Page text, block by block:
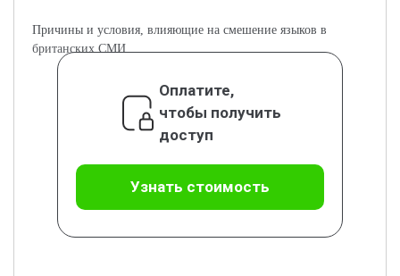
Причины и условия, влияющие на смешение языков в
британских СМИ.
Оплатите,
чтобы получить
доступ
Узнать стоимость